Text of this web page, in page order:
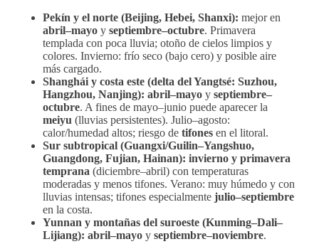
Pekín y el norte (Beijing, Hebei, Shanxi): mejor en
abril–mayo y septiembre–octubre. Primavera
templada con poca lluvia; otoño de cielos limpios y
colores. Invierno: frío seco (bajo cero) y posible aire
más cargado.
Shanghái y costa este (delta del Yangtsé: Suzhou,
Hangzhou, Nanjing): abril–mayo y septiembre–
octubre. A fines de mayo–junio puede aparecer la
meiyu (lluvias persistentes). Julio–agosto:
calor/humedad altos; riesgo de tifones en el litoral.
Sur subtropical (Guangxi/Guilin–Yangshuo,
Guangdong, Fujian, Hainan): invierno y primavera
temprana (diciembre–abril) con temperaturas
moderadas y menos tifones. Verano: muy húmedo y con
lluvias intensas; tifones especialmente julio–septiembre
en la costa.
Yunnan y montañas del suroeste (Kunming–Dali–
Lijiang): abril–mayo y septiembre–noviembre.